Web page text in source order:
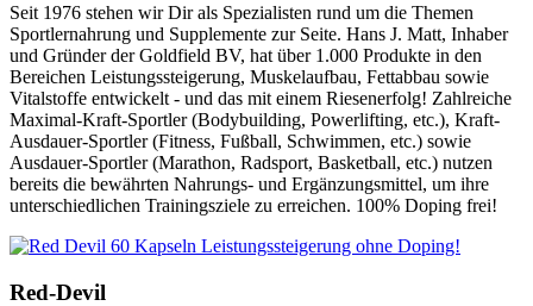
Seit 1976 stehen wir Dir als Spezialisten rund um die Themen
Sportlernahrung und Supplemente zur Seite. Hans J. Matt, Inhaber
und Gründer der Goldfield BV, hat über 1.000 Produkte in den
Bereichen Leistungssteigerung, Muskelaufbau, Fettabbau sowie
Vitalstoffe entwickelt - und das mit einem Riesenerfolg! Zahlreiche
Maximal-Kraft-Sportler (Bodybuilding, Powerlifting, etc.), Kraft-
Ausdauer-Sportler (Fitness, Fußball, Schwimmen, etc.) sowie
Ausdauer-Sportler (Marathon, Radsport, Basketball, etc.) nutzen
bereits die bewährten Nahrungs- und Ergänzungsmittel, um ihre
unterschiedlichen Trainingsziele zu erreichen. 100% Doping frei!
Red-Devil